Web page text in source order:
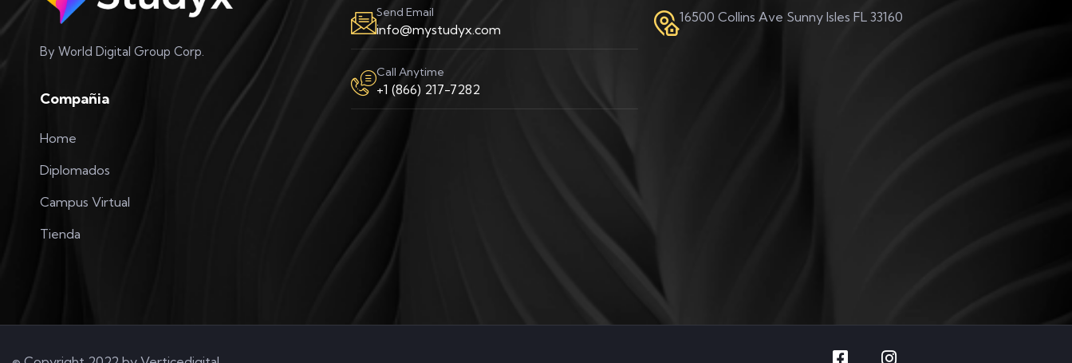
By World Digital Group Corp.
Compañia
Home
Diplomados
Campus Virtual
Tienda
Send Email
info@mystudyx.com
Call Anytime
+1 (866) 217-7282
16500 Collins Ave Sunny Isles FL 33160